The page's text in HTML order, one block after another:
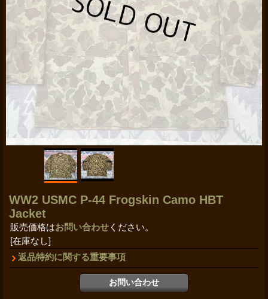
WW2 USMC P-44 Frogskin Camo HBT
Jacket
販売価格はお問い合わせ ください。
[在庫なし]
返品特約に関する重要事項